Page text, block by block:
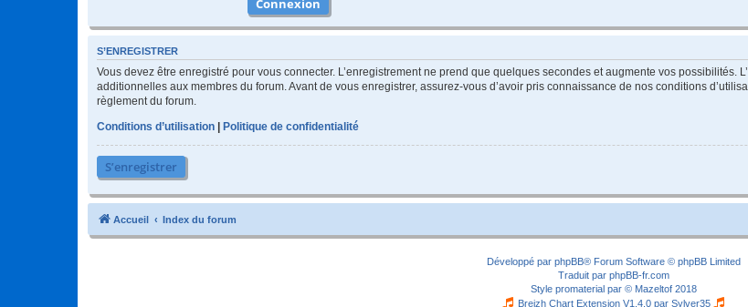
S’ENREGISTRER
Vous devez être enregistré pour vous connecter. L’enregistrement ne prend que quelques secondes et augmente vos possibilités.
additionnelles aux membres du forum. Avant de vous enregistrer, assurez-vous d’avoir pris connaissance de nos conditions
règlement du forum.
Conditions d’utilisation
Politique de confidentialité
S’enregistrer
Accueil Index du forum
Développé par phpBB® Forum Software © phpBB Limited
Traduit par phpBB-fr.com
Style promaterial par © Mazeltof 2018
Breizh Chart Extension V1.4.0 par Sylver35